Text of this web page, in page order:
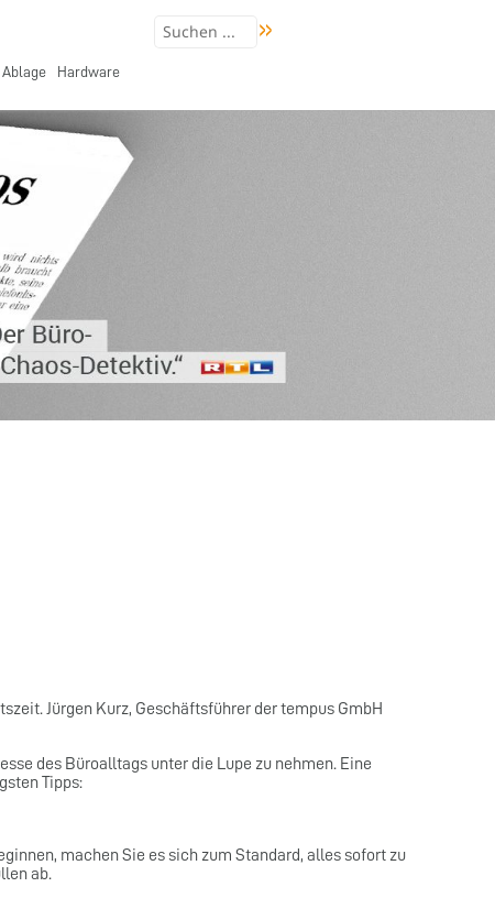
Ablage Hardware
Jürgen Kurz, Geschäftsführer der tempus GmbH
des Büroalltags unter die Lupe zu nehmen. Eine
Tipps:
machen Sie es sich zum Standard, alles sofort zu
ab.